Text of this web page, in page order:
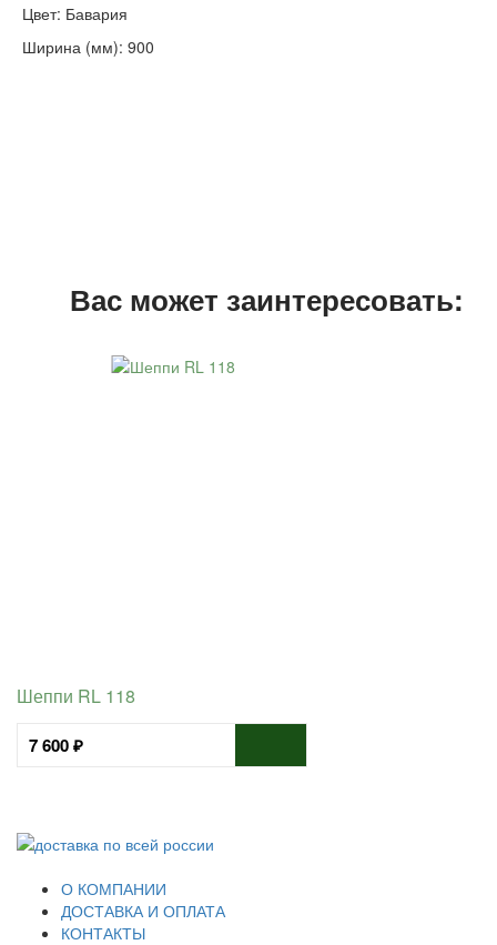
Цвет: Бавария
Ширина (мм): 900
Вас может заинтересовать:
Шеппи RL 118
7 600 ₽
О КОМПАНИИ
ДОСТАВКА И ОПЛАТА
КОНТАКТЫ